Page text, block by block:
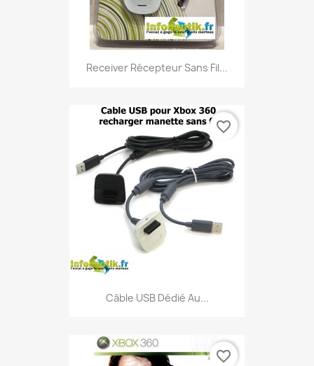
Receiver Récepteur Sans Fil...
Câble USB Dédié Au...
favorite_border
favorite_border